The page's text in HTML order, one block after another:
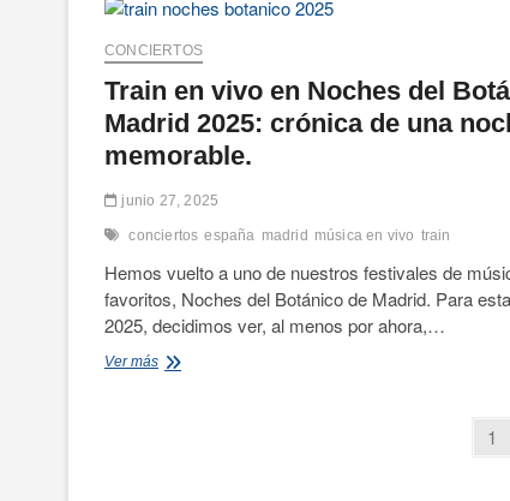
Altamira,
Santillana
del
Mar,
Comillas,
Santoña
Santander.
CONCIERTOS
Train en vivo en Noches del
Madrid 2025: crónica de una
memorable.
junio 27, 2025
conciertos españa madrid música en vivo train
Hemos vuelto a uno de nuestros festivales de
favoritos, Noches del Botánico de Madrid. Para
2025, decidimos ver, al menos por ahora,…
Ver másTrain
1